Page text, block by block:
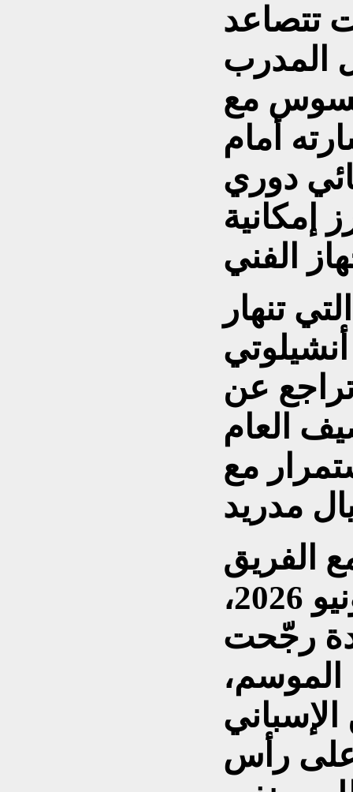
تتصاعد
المدرب
مع
أمام
دوري
إمكانية
تنهار
عن
العام
مع
الفريق
الملكي يمتد حتى 30 يونيو 2026،
رجّحت
الموسم،
على رأس